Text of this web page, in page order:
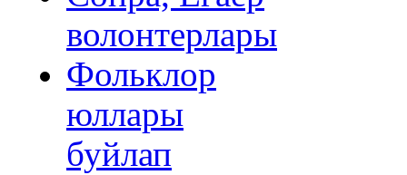
волонтерлары
Фольклор
юллары
буйлап